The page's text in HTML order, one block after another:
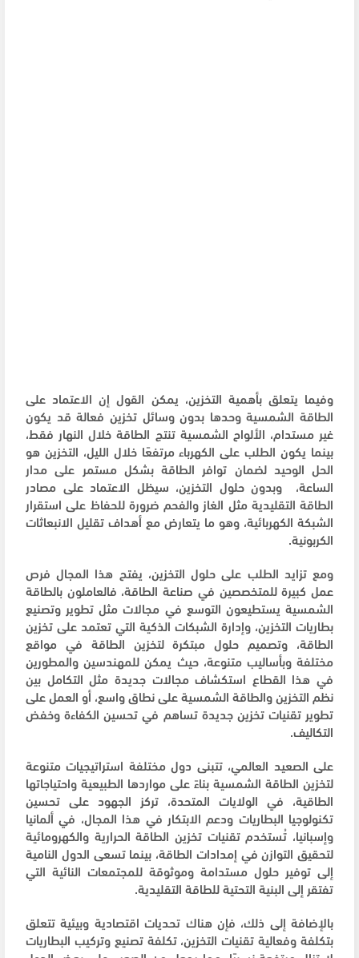
وفيما يتعلق بأهمية التخزين، يمكن القول إن الاعتماد على
الطاقة الشمسية وحدها بدون وسائل تخزين فعالة قد يكون
غير مستدام، الألواح الشمسية تنتج الطاقة خلال النهار فقط،
بينما يكون الطلب على الكهرباء مرتفعًا خلال الليل، التخزين هو
الحل الوحيد لضمان توافر الطاقة بشكل مستمر على مدار
الساعة، وبدون حلول التخزين، سيظل الاعتماد على مصادر
الطاقة التقليدية مثل الغاز والفحم ضرورة للحفاظ على استقرار
الشبكة الكهربائية، وهو ما يتعارض مع أهداف تقليل الانبعاثات
الكربونية.
ومع تزايد الطلب على حلول التخزين، يفتح هذا المجال فرص
عمل كبيرة للمتخصصين في صناعة الطاقة، فالعاملون بالطاقة
الشمسية يستطيعون التوسع في مجالات مثل تطوير وتصنيع
بطاريات التخزين، وإدارة الشبكات الذكية التي تعتمد على تخزين
الطاقة، وتصميم حلول مبتكرة لتخزين الطاقة في مواقع
مختلفة وبأساليب متنوعة، حيث يمكن للمهندسين والمطورين
في هذا القطاع استكشاف مجالات جديدة مثل التكامل بين
نظم التخزين والطاقة الشمسية على نطاق واسع، أو العمل على
تطوير تقنيات تخزين جديدة تساهم في تحسين الكفاءة وخفض
التكاليف.
على الصعيد العالمي، تتبنى دول مختلفة استراتيجيات متنوعة
لتخزين الطاقة الشمسية بناءً على مواردها الطبيعية واحتياجاتها
الطاقية، في الولايات المتحدة، تركز الجهود على تحسين
تكنولوجيا البطاريات ودعم الابتكار في هذا المجال، في ألمانيا
وإسبانيا، تُستخدم تقنيات تخزين الطاقة الحرارية والكهرومائية
لتحقيق التوازن في إمدادات الطاقة، بينما تسعى الدول النامية
إلى توفير حلول مستدامة وموثوقة للمجتمعات النائية التي
تفتقر إلى البنية التحتية للطاقة التقليدية.
بالإضافة إلى ذلك، فإن هناك تحديات اقتصادية وبيئية تتعلق
بتكلفة وفعالية تقنيات التخزين، تكلفة تصنيع وتركيب البطاريات